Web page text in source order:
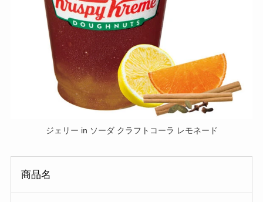
ジェリー in ソーダ クラフトコーラ レモネード
商品名